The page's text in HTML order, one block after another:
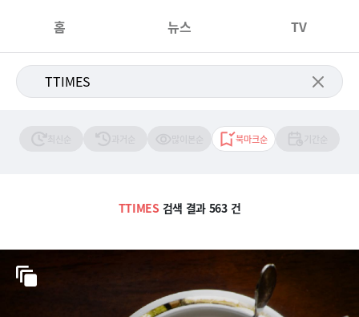
홈 뉴스 TV
북마크순
TTIMES 검색 결과 563 건